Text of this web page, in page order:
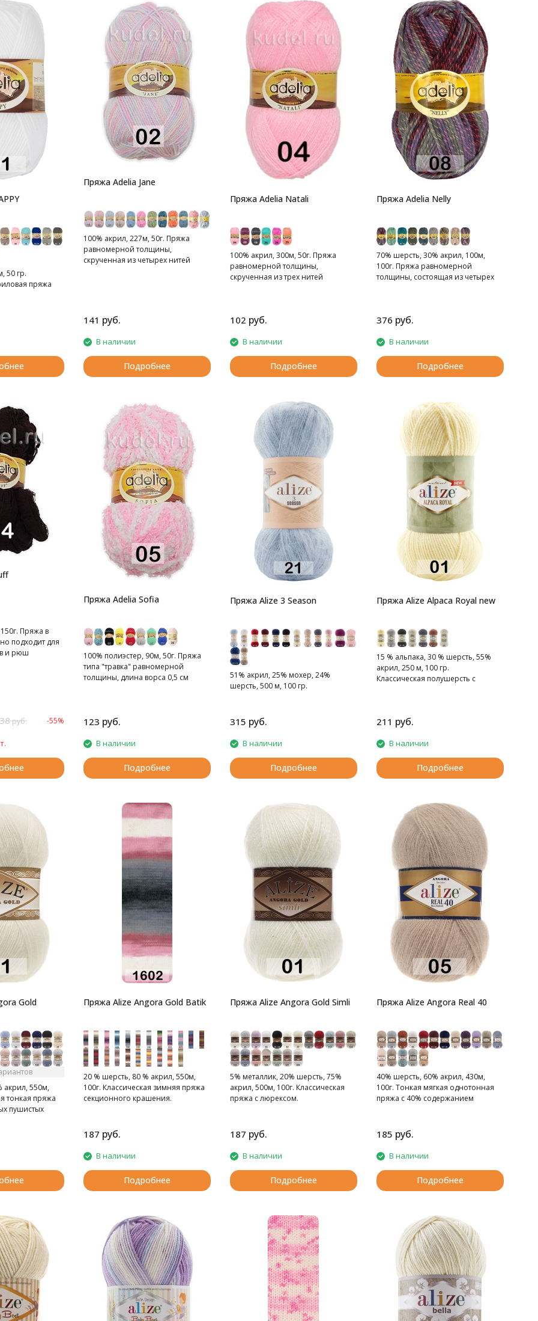
50 гр.
пряжа
Пряжа Adelia Jane
100% акрил, 227м, 50г. Пряжа
равномерной толщины,
скрученная из четырех нитей
141 руб.
В наличии
Подробнее
Пряжа Adelia Natali
100% акрил, 300м, 50г. Пряжа
равномерной толщины,
скрученная из трех нитей
102 руб.
В наличии
Подробнее
Пряжа Adelia Nelly
70% шерсть, 30% акрил, 100м,
100г. Пряжа равномерной
толщины, состоящая из четырех
376 руб.
В наличии
Подробнее
Пряжа в
подходит для
и рюш
руб. -55%
Пряжа Adelia Sofia
100% полиэстер, 90м, 50г. Пряжа
типа "травка" равномерной
толщины, длина ворса 0,5 см
123 руб.
В наличии
Подробнее
Пряжа Alize 3 Season
51% акрил, 25% мохер, 24%
шерсть, 500 м, 100 гр.
315 руб.
В наличии
Подробнее
Пряжа Alize Alpaca Royal new
15 % альпака, 30 % шерсть, 55%
акрил, 250 м, 100 гр.
Классическая полушерсть с
211 руб.
В наличии
Подробнее
Gold
акрил, 550м,
тонкая пряжа
пушистых
Пряжа Alize Angora Gold Batik
20 % шерсть, 80 % акрил, 550м,
100г. Классическая зимняя пряжа
секционного крашения.
187 руб.
В наличии
Подробнее
Пряжа Alize Angora Gold Simli
5% металлик, 20% шерсть, 75%
акрил, 500м, 100г. Классическая
пряжа с люрексом.
187 руб.
В наличии
Подробнее
Пряжа Alize Angora Real 40
40% шерсть, 60% акрил, 430м,
100г. Тонкая мягкая однотонная
пряжа с 40% содержанием
185 руб.
В наличии
Подробнее